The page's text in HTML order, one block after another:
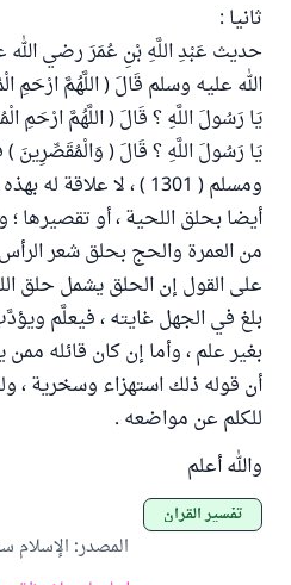
ثانيا :
حديث عَبْدِ اللَّهِ بْنِ عُمَرَ رضي الله
الله عليه وسلم قَالَ ( اللَّهُمَّ ارْحَمِ
يَا رَسُولَ اللَّهِ ؟ قَالَ ( اللَّهُمَّ ارْحَمِ
ومسلم ( 1301 ) ، لا
أيضا بحلق اللحية ، أو تقصيرها
من العمرة والحج بحلق شعر
على القول إن الحلق يشمل حلق
بلغ في الجهل غايته ، فيعلَّم
بغير علم ، وأما إن كان قائله
أن قوله ذلك استهزاء وسخرية ،
للكلم عن مواضعه .
والله أعلم
تفسير القرآن
المصدر: الإسلام